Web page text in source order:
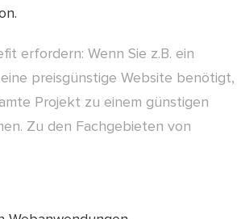
erfordern: Wenn Sie z.B. ein
eine preisgünstige Website benötigt,
Projekt zu einem günstigen
Zu den Fachgebieten von